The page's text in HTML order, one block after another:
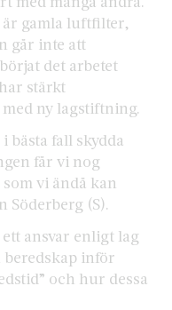
gamla luftfilter,
går inte att
det arbetet
stärkt
ny lagstiftning.
bästa fall skydda
får vi nog
vi ändå kan
Söderberg (S).
ansvar enligt lag
beredskap inför
och hur dessa